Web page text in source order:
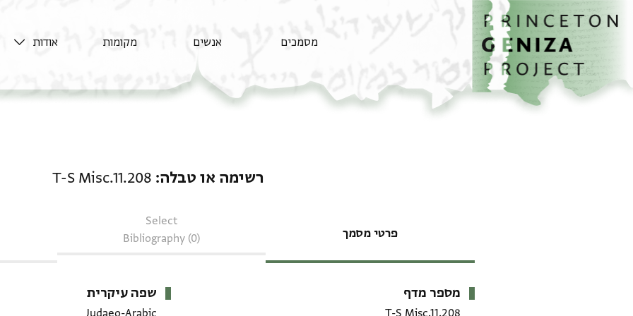
דילוג לתוכן
דף הבית
מסמכים אנשים מקומות אודות
רשימה או טבלה T-S Misc.11.208
פרטי מסמך
Select
Bibliography (0)
מטא-דאטא
מספר מדף שפה עיקרית